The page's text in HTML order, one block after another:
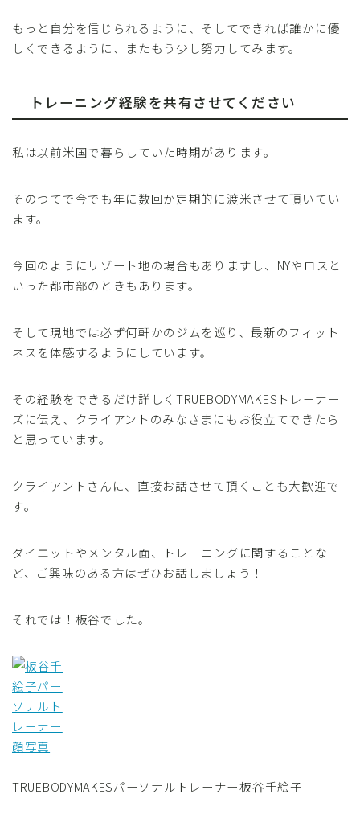
もっと自分を信じられるように、そしてできれば誰かに優
しくできるように、またもう少し努力してみます。
トレーニング経験を共有させてください
私は以前米国で暮らしていた時期があります。
そのつてで今でも年に数回か定期的に渡米させて頂いてい
ます。
今回のようにリゾート地の場合もありますし、NYやロスと
いった都市部のときもあります。
そして現地では必ず何軒かのジムを巡り、最新のフィット
ネスを体感するようにしています。
その経験をできるだけ詳しくTRUEBODYMAKESトレーナー
ズに伝え、クライアントのみなさまにもお役立てできたら
と思っています。
クライアントさんに、直接お話させて頂くことも大歓迎で
す。
ダイエットやメンタル面、トレーニングに関することな
ど、ご興味のある方はぜひお話しましょう！
それでは！板谷でした。
TRUEBODYMAKESパーソナルトレーナー板谷千絵子